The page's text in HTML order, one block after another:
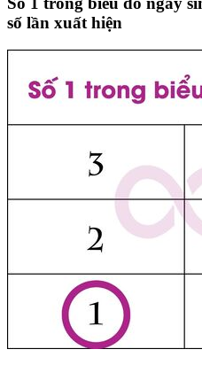
số lần xuất hiện